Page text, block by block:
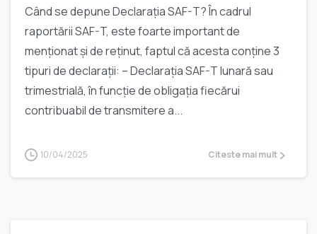
Când se depune Declarația SAF-T? În cadrul
raportării SAF-T, este foarte important de
menționat și de reținut, faptul că acesta conține 3
tipuri de declarații: – Declarația SAF-T lunară sau
trimestrială, în funcție de obligația fiecărui
contribuabil de transmitere a...
10/04/2025 Citeste mai mult